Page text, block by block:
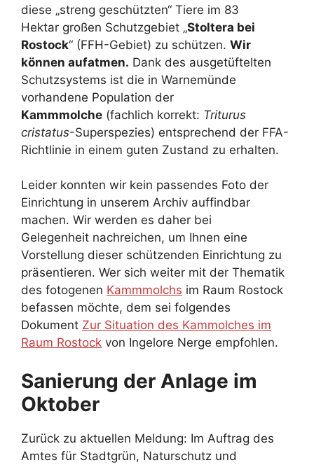
diese „streng geschützten“ Tiere im 83
Hektar großen Schutzgebiet „Stoltera bei
Rostock“ (FFH-Gebiet) zu schützen. Wir
können aufatmen. Dank des ausgetüftelten
Schutzsystems ist die in Warnemünde
vorhandene Population der
Kammmolche (fachlich korrekt: Triturus
cristatus-Superspezies) entsprechend der FFA-
Richtlinie in einem guten Zustand zu erhalten.
Leider konnten wir kein passendes Foto der
Einrichtung in unserem Archiv auffindbar
machen. Wir werden es daher bei
Gelegenheit nachreichen, um Ihnen eine
Vorstellung dieser schützenden Einrichtung zu
präsentieren. Wer sich weiter mit der Thematik
des fotogenen Kammmolchs im Raum Rostock
befassen möchte, dem sei folgendes
Dokument Zur Situation des Kammolches im
Raum Rostock von Ingelore Nerge empfohlen.
Sanierung der Anlage im
Oktober
Zurück zu aktuellen Meldung: Im Auftrag des
Amtes für Stadtgrün, Naturschutz und